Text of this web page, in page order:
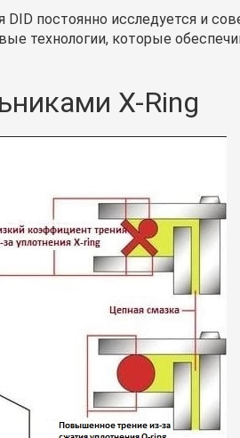
постоянно исследуется и
технологии, которые
X-Ring